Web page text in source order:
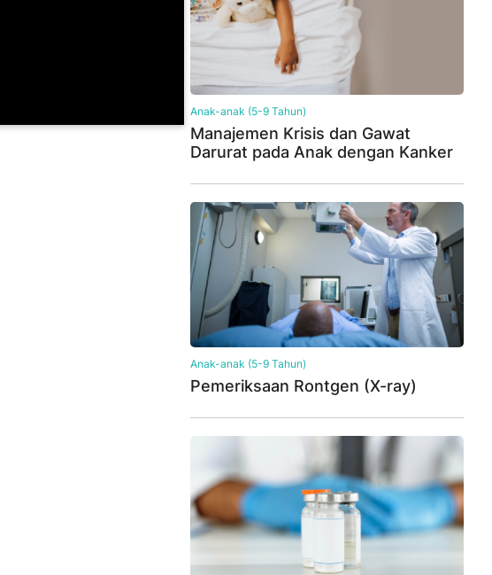
Anak-anak (5-9 Tahun)
Manajemen Krisis dan Gawat
Darurat pada Anak dengan Kanker
Anak-anak (5-9 Tahun)
Pemeriksaan Rontgen (X-ray)